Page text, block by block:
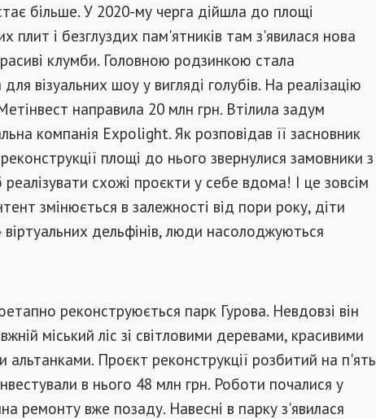
більше. У 2020-му черга дійшла до площі
плит і безглуздих пам'ятників там з'явилася нова
клумби. Головною родзинкою стала
візуальних шоу у вигляді голубів. На реалізацію
направила 20 млн грн. Втілила задум
компанія Expolight. Як розповідав її засновник
площі до нього звернулися замовники з
реалізувати схожі проєкти у себе вдома! І це зовсім
змінюється в залежності від пори року, діти
віртуальних дельфінів, люди насолоджуються
реконструюється парк Гурова. Невдовзі він
міський ліс зі світловими деревами, красивими
Проєкт реконструкції розбитий на п'ять
в нього 48 млн грн. Роботи почалися у
ремонту вже позаду. Навесні в парку з'явилася